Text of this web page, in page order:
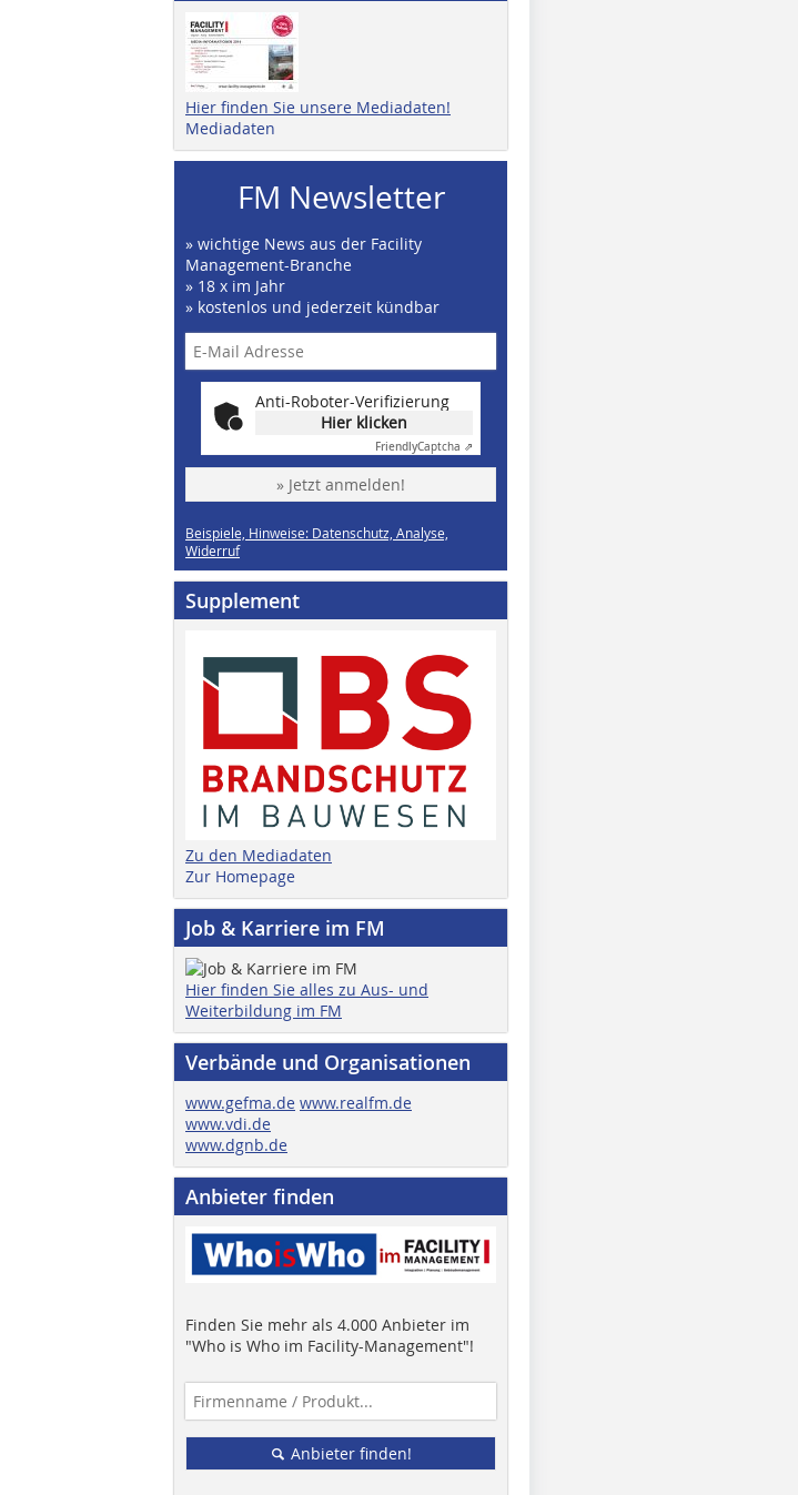
Hier finden Sie unsere Mediadaten!
Mediadaten
FM Newsletter
» wichtige News aus der Facility
Management-Branche
» 18 x im Jahr
» kostenlos und jederzeit kündbar
Anti-Roboter-Verifizierung
Hier klicken
FriendlyCaptcha ⇗
» Jetzt anmelden!
Beispiele, Hinweise: Datenschutz, Analyse,
Widerruf
Supplement
Zu den Mediadaten
Zur Homepage
Job & Karriere im FM
Hier finden Sie alles zu Aus- und
Weiterbildung im FM
Verbände und Organisationen
www.gefma.de www.realfm.de
www.vdi.de
www.dgnb.de
Anbieter finden
Finden Sie mehr als 4.000 Anbieter im
"Who is Who im Facility-Management"!
Anbieter finden!